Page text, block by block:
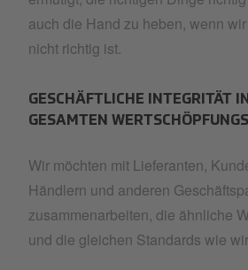
auch die Hand zu heben, wenn
nicht richtig ist.
GESCHÄFTLICHE INTEGRITÄT
GESAMTEN
Wir möchten mit Lieferanten,
Händlern und anderen
zusammenarbeiten, die ähnliche
und die gleichen Standards wie